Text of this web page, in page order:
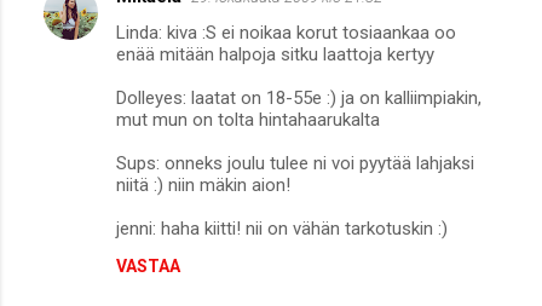
Linda: kiva :S ei noikaa korut tosiaankaa oo
enää mitään halpoja sitku laattoja kertyy
Dolleyes: laatat on 18-55e :) ja on kalliimpiakin,
mut mun on tolta hintahaarukalta
Sups: onneks joulu tulee ni voi pyytää lahjaksi
niitä :) niin mäkin aion!
jenni: haha kiitti! nii on vähän tarkotuskin :)
VASTAA